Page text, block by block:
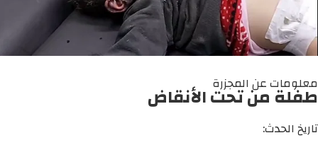
معلومات عن المجزرة
طفلة من تحت الأنقاض
تاريخ الحدث: